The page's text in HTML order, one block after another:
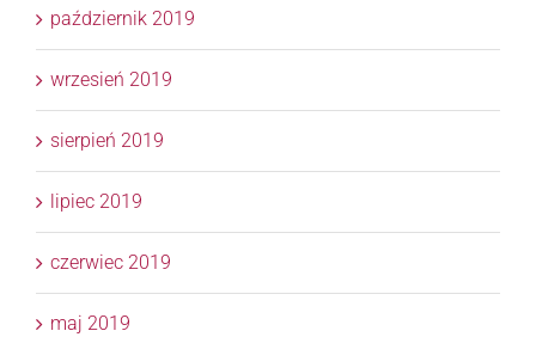
październik 2019
wrzesień 2019
sierpień 2019
lipiec 2019
czerwiec 2019
maj 2019